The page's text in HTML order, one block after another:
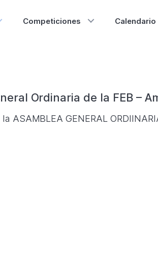
Competiciones Calendario
Ordinaria de la FEB –
ASAMBLEA GENERAL